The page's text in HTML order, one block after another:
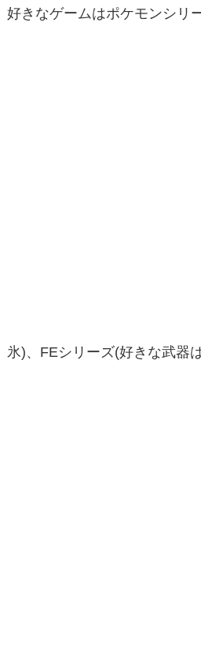
好きなゲームはポケモンシリ
氷)、FEシリーズ(好きな武器